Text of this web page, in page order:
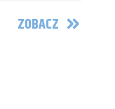
ZOBACZ